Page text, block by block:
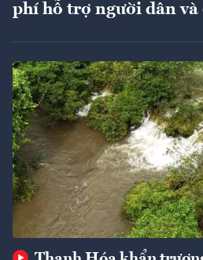
phí hỗ trợ người dân và